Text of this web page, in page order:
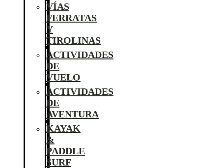
VÍAS
FERRATAS
Y
TIROLINAS
ACTIVIDADES
DE
VUELO
ACTIVIDADES
DE
AVENTURA
KAYAK
&
PADDLE
SURF